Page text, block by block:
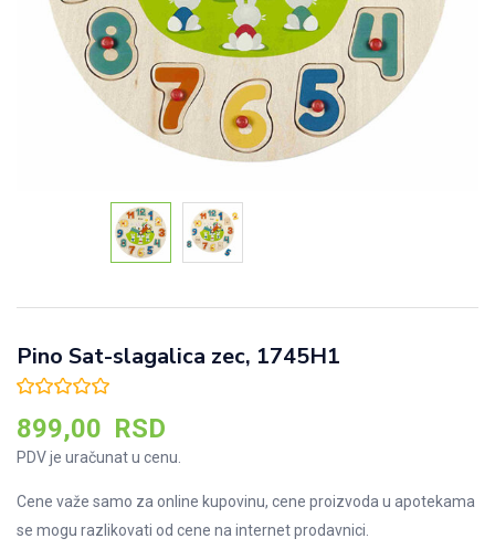
Pino Sat-slagalica zec, 1745H1
899,00 RSD
PDV je uračunat u cenu.
Cene važe samo za online kupovinu, cene proizvoda u apotekama
se mogu razlikovati od cene na internet prodavnici.